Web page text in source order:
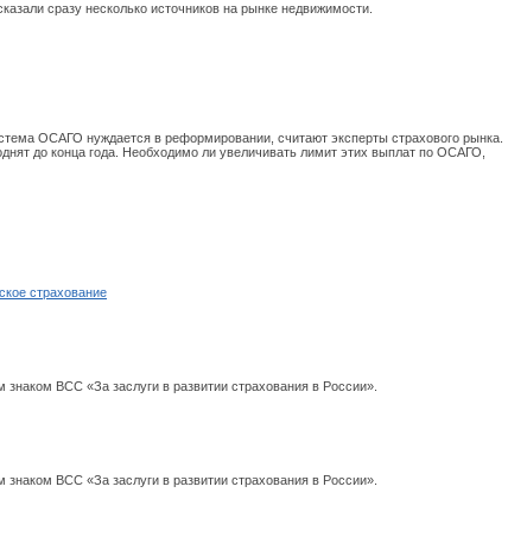
сразу несколько источников на рынке недвижимости.
ОСАГО нуждается в реформировании, считают эксперты страхового рынка.
до конца года. Необходимо ли увеличивать лимит этих выплат по ОСАГО,
страхование
ВСС «За заслуги в развитии страхования в России».
ВСС «За заслуги в развитии страхования в России».